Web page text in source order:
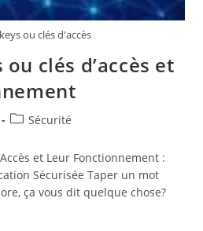
ou clés d'accès
ou clés d’accès et
PostSécurité
et Leur Fonctionnement :
Sécurisée Taper un mot
ça vous dit quelque chose?